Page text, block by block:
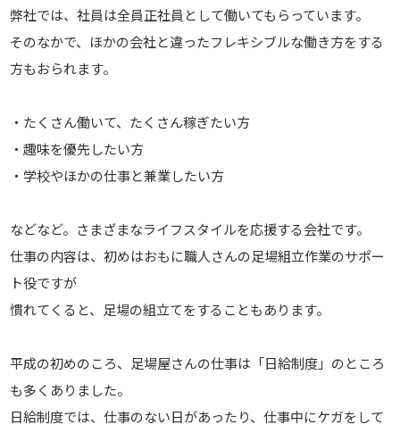
弊社では、社員は全員正社員として働いてもらっています。
そのなかで、ほかの会社と違ったフレキシブルな働き方をする
方もおられます。
・たくさん働いて、たくさん稼ぎたい方
・趣味を優先したい方
・学校やほかの仕事と兼業したい方
などなど。さまざまなライフスタイルを応援する会社です。
仕事の内容は、初めはおもに職人さんの足場組立作業のサポー
ト役ですが
慣れてくると、足場の組立てをすることもあります。
平成の初めのころ、足場屋さんの仕事は「日給制度」のところ
も多くありました。
日給制度では、仕事のない日があったり、仕事中にケガをして